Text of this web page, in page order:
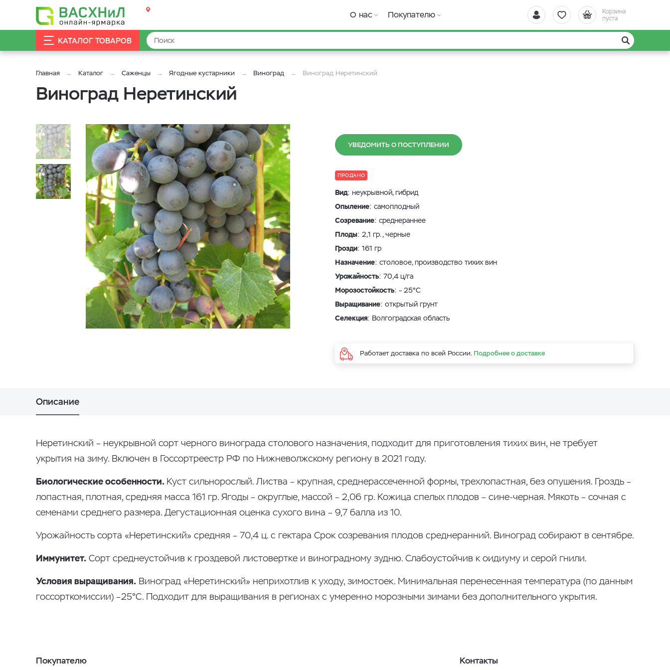
Корзина
пуста
О нас Покупателю
КАТАЛОГ ТОВАРОВ
Главная Каталог Саженцы Ягодные кустарники Виноград Виноград Неретинский
Виноград Неретинский
УВЕДОМИТЬ О ПОСТУПЛЕНИИ
ПРОДАНО
Вид: неукрывной, гибрид
Опыление: самоплодный
Созревание: среднераннее
Плоды: 2,1 гр., черные
Грозди: 161 гр
Назначение: столовое, производство тихих вин
Урожайность: 70,4 ц/га
Морозостойкость: – 25°С
Выращивание: открытый грунт
Селекция: Волгоградская область
Работает доставка по всей России. Подробнее о доставке
Описание
Неретинский – неукрывной сорт черного винограда столового назначения, подходит для приготовления тихих вин, не требует
укрытия на зиму. Включен в Госсортреестр РФ по Нижневолжскому региону в 2021 году.
Биологические особенности. Куст сильнорослый. Листва – крупная, среднерассеченной формы, трехлопастная, без опушения. Гроздь –
лопастная, плотная, средняя масса 161 гр. Ягоды – округлые, массой – 2,06 гр. Кожица спелых плодов – сине-черная. Мякоть – сочная с
семенами среднего размера. Дегустационная оценка сухого вина – 9,7 балла из 10.
Урожайность сорта «Неретинский» средняя – 70,4 ц. с гектара Срок созревания плодов среднеранний. Виноград собирают в сентябре.
Иммунитет. Сорт среднеустойчив к гроздевой листовертке и виноградному зудню. Слабоустойчив к оидиуму и серой гнили.
Условия выращивания. Виноград «Неретинский» неприхотлив к уходу, зимостоек. Минимальная перенесенная температура (по данным
госсорткомиссии) –25°С. Подходит для выращивания в регионах с умеренно морозными зимами без дополнительного укрытия.
Покупателю Контакты